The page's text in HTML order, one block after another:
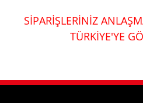
SİPARİŞLERİNİZ
TÜRKİYE'YE